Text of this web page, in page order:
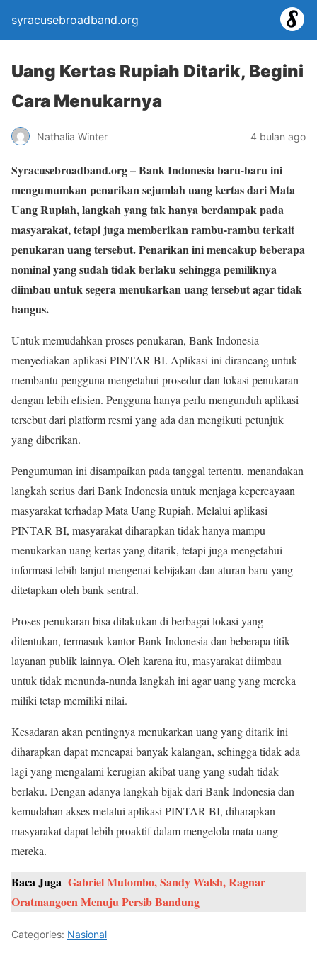
syracusebroadband.org
Uang Kertas Rupiah Ditarik, Begini
Cara Menukarnya
Nathalia Winter 4 bulan ago
Syracusebroadband.org– Bank Indonesia baru-baru ini
mengumumkan penarikan sejumlah uang kertas dari Mata
Uang Rupiah, langkah yang tak hanya berdampak pada
masyarakat, tetapi juga memberikan rambu-rambu terkait
penukaran uang tersebut. Penarikan ini mencakup beberapa
nominal yang sudah tidak berlaku sehingga pemiliknya
diimbau untuk segera menukarkan uang tersebut agar tidak
hangus.
Untuk memudahkan proses penukaran, Bank Indonesia
menyediakan aplikasi PINTAR BI. Aplikasi ini dirancang untuk
membantu pengguna mengetahui prosedur dan lokasi penukaran
dengan lebih efisien. Pengguna hanya perlu mengunduh aplikasi
tersebut dari platform resmi yang ada dan mengikuti petunjuk
yang diberikan.
Pengumuman ini disampaikan pada tanggal tertentu, menandakan
langkah serius dari Bank Indonesia untuk menjaga kepercayaan
masyarakat terhadap Mata Uang Rupiah. Melalui aplikasi
PINTAR BI, masyarakat diharapkan tidak hanya mampu
menukarkan uang kertas yang ditarik, tetapi juga mengetahui
informasi lebih lanjut mengenai kebijakan dan aturan baru yang
ditetapkan oleh bank sentral.
Proses penukaran bisa dilakukan di berbagai lokasi yang
ditentukan, termasuk kantor Bank Indonesia dan beberapa titik
layanan publik lainnya. Oleh karena itu, masyarakat diimbau
untuk tidak menunda-nunda langkah ini agar uang yang mereka
miliki tetap memiliki nilai.
Kesadaran akan pentingnya menukarkan uang yang ditarik ini
diharapkan dapat mencapai banyak kalangan, sehingga tidak ada
lagi yang mengalami kerugian akibat uang yang sudah tidak
berlaku. Dengan adanya langkah bijak dari Bank Indonesia dan
kemudahan akses melalui aplikasi PINTAR BI, diharapkan
masyarakat dapat lebih proaktif dalam mengelola mata uang
mereka.
Baca Juga Gabriel Mutombo, Sandy Walsh, Ragnar
Oratmangoen Menuju Persib Bandung
Categories: Nasional